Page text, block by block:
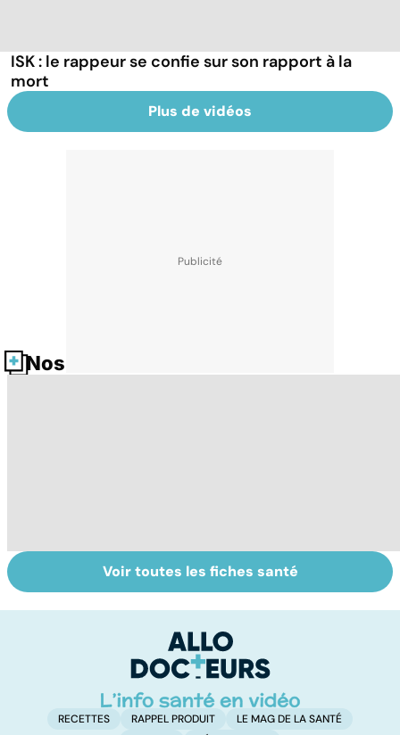
ISK : le rappeur se confie sur son rapport à la
mort
Plus de vidéos
Nos fiches santé
La tuberculose
pulmonaire
Tout savoir sur
les infections
Voir toutes les fiches santé
RECETTES RAPPEL PRODUIT
LE MAG DE LA SANTÉ